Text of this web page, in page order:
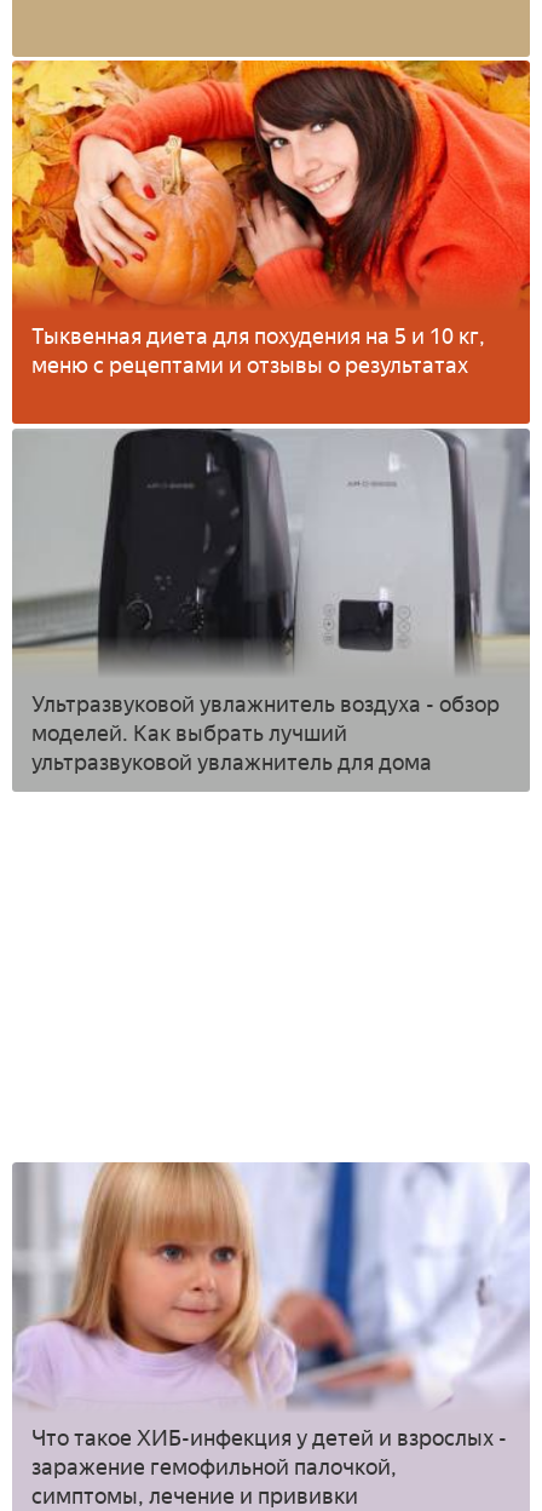
Тыквенная диета для похудения на 5 и 10 кг,
меню с рецептами и отзывы о результатах
Ультразвуковой увлажнитель воздуха - обзор
моделей. Как выбрать лучший
ультразвуковой увлажнитель для дома
Что такое ХИБ-инфекция у детей и взрослых -
заражение гемофильной палочкой,
симптомы, лечение и прививки